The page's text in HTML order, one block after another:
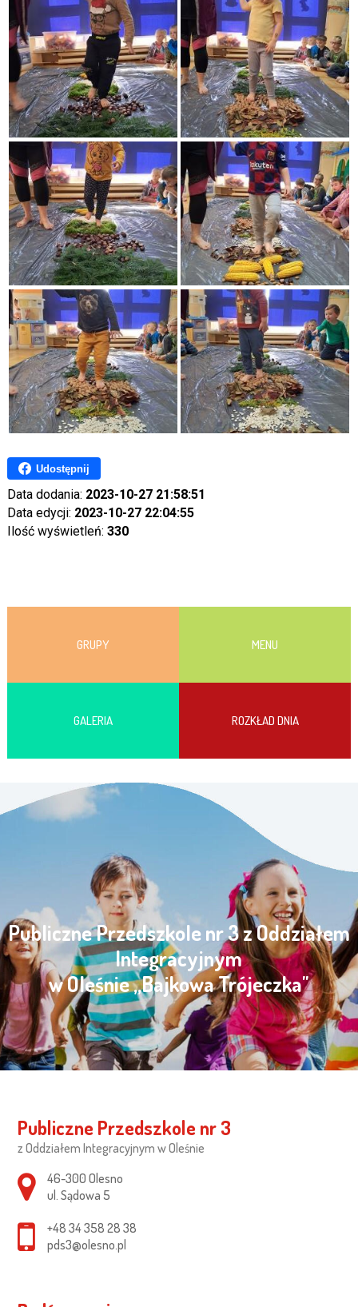
Udostępnij
Data dodania: 2023-10-27 21:58:51
Data edycji: 2023-10-27 22:04:55
Ilość wyświetleń: 330
GRUPY MENU
GALERIA ROZKŁAD DNIA
Publiczne Przedszkole nr 3 z Oddziałem
Integracyjnym
w Oleśnie „Bajkowa Trójeczka"
Publiczne Przedszkole nr 3
z Oddziałem Integracyjnym w Oleśnie
Adres pocztowy:
46-300 Olesno
ul. Sądowa 5
+48 34 358 28 38
pds3@olesno.pl